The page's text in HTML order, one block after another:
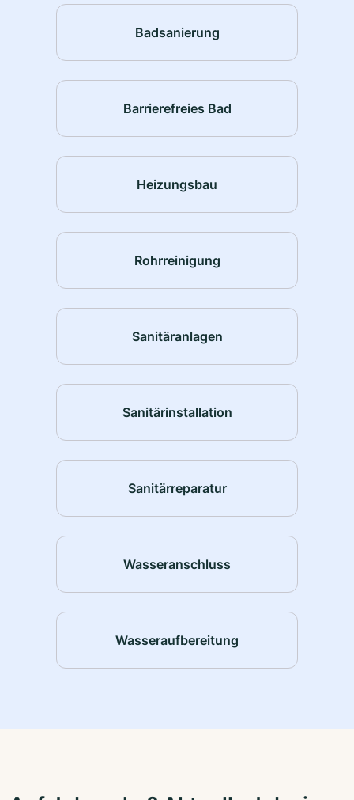
Badsanierung
Barrierefreies Bad
Heizungsbau
Rohrreinigung
Sanitäranlagen
Sanitärinstallation
Sanitärreparatur
Wasseranschluss
Wasseraufbereitung